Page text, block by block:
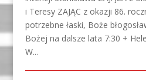
i Teresy ZAJĄC z okazji 86.
potrzebne łaski, Boże
Bożej na dalsze lata 7:30 +
W...